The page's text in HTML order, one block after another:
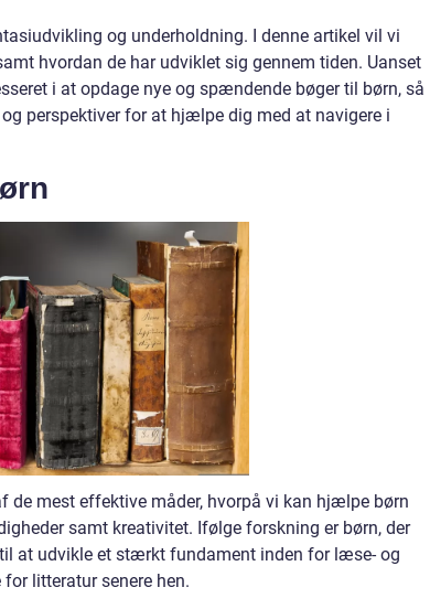
og underholdning. I denne artikel vil vi
hvordan de har udviklet sig gennem tiden. Uanset
i at opdage nye og spændende bøger til børn, så
perspektiver for at hjælpe dig med at navigere i
de mest effektive måder, hvorpå vi kan hjælpe børn
samt kreativitet. Ifølge forskning er børn, der
at udvikle et stærkt fundament inden for læse- og
litteratur senere hen.